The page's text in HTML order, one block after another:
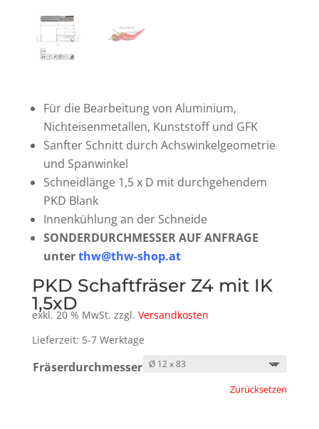
Für die Bearbeitung von Aluminium,
Nichteisenmetallen, Kunststoff und GFK
Sanfter Schnitt durch Achswinkelgeometrie
und Spanwinkel
Schneidlänge 1,5 x D mit durchgehendem
PKD Blank
Innenkühlung an der Schneide
SONDERDURCHMESSER AUF ANFRAGE
unterthw@thw-shop.at
PKD Schaftfräser Z4 mit IK
1,5xD
exkl. 20 % MwSt. zzgl. Versandkosten
Lieferzeit: 5-7 Werktage
Fräserdurchmesser
Zurücksetzen